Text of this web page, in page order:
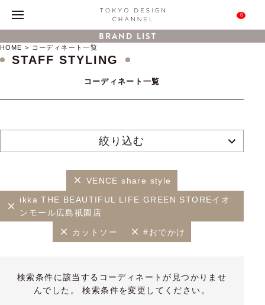
0
BRAND LIST
HOME コーディネート一覧
STAFF STYLING
コーディネート一覧
絞り込む
VENCE share style
ikka THE BEAUTIFUL LIFE GREEN STOREイオ
ンモール広島祇園店
カットソー #おでかけ
検索条件に該当するコーディネートが見つかりませ
んでした。 検索条件を変更してください。